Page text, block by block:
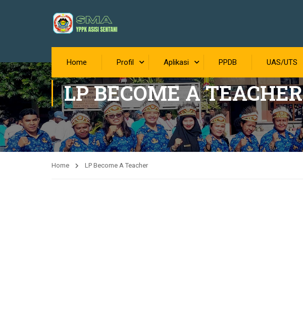
Home Profil Aplikasi PPDB UAS/UTS
LP BECOME A TEACHER
Home LP Become A Teacher